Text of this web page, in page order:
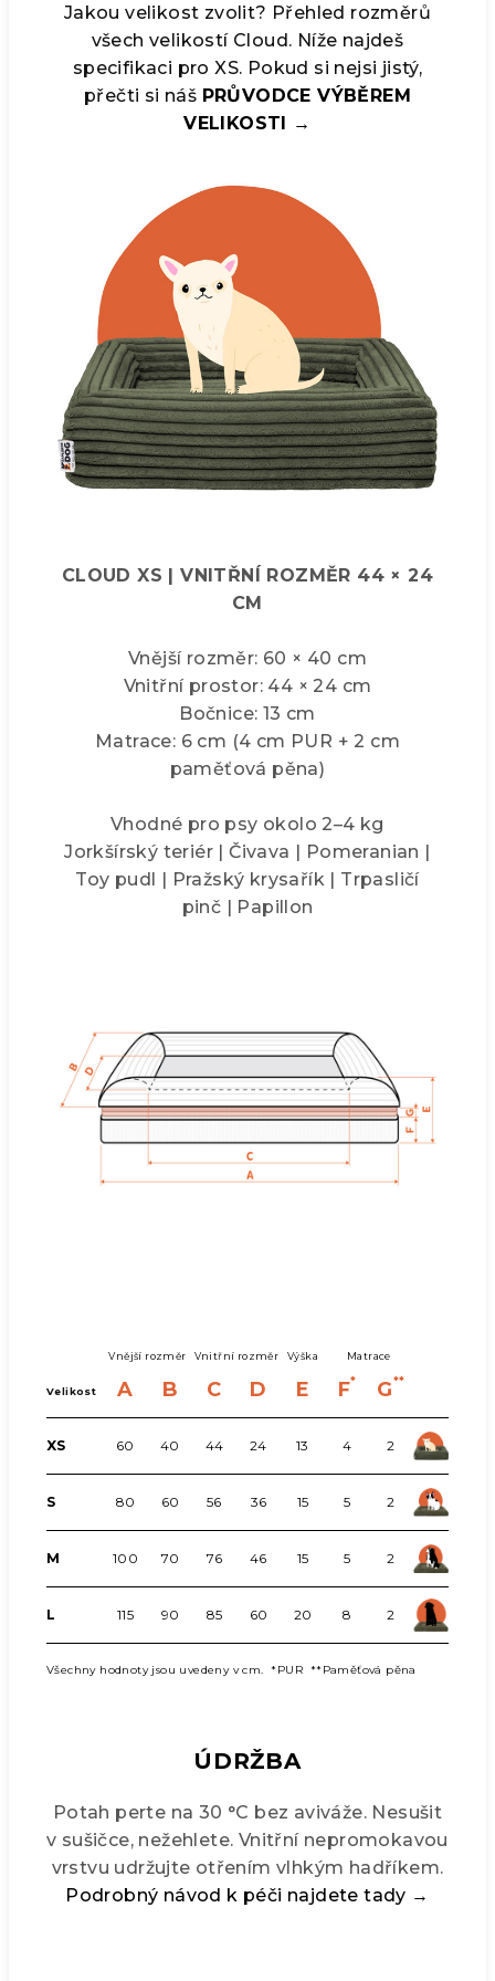
Jakou velikost zvolit? Přehled rozměrů
všech velikostí Cloud. Níže najdeš
specifikaci pro XS. Pokud si nejsi jistý,
přečti si náš PRŮVODCE VÝBĚREM
VELIKOSTI →
CLOUD XS | VNITŘNÍ ROZMĚR 44 × 24
CM
Vnější rozměr: 60 × 40 cm
Vnitřní prostor: 44 × 24 cm
Bočnice: 13 cm
Matrace: 6 cm (4 cm PUR + 2 cm
paměťová pěna)
Vhodné pro psy okolo 2–4 kg
Jorkšírský teriér | Čivava | Pomeranian |
Toy pudl | Pražský krysařík | Trpasličí
pinč | Papillon
Vnější rozměr Vnitřní rozměr Výška Matrace
Velikost A B C D E F* G**
XS 60 40 44 24 13 4 2
S 80 60 56 36 15 5 2
M 100 70 76 46 15 5 2
L 115 90 85 60 20 8 2
Všechny hodnoty jsou uvedeny v cm. *PUR **Paměťová pěna
ÚDRŽBA
Potah perte na 30 °C bez aviváže. Nesušit
v sušičce, nežehlete. Vnitřní nepromokavou
vrstvu udržujte otřením vlhkým hadříkem.
Podrobný návod k péči najdete tady →